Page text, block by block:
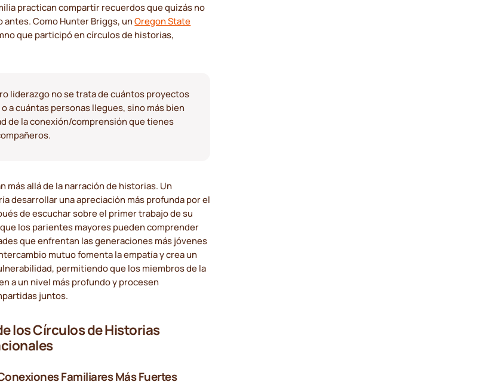
practican compartir recuerdos que quizás no
antes. Como Hunter Briggs, unOregon State
que participó en círculos de historias,
liderazgo no se trata de cuántos proyectos
a cuántas personas llegues, sino más bien
de la conexión/comprensión que tienes
más allá de la narración de historias. Un
desarrollar una apreciación más profunda por el
de escuchar sobre el primer trabajo de su
los parientes mayores pueden comprender
que enfrentan las generaciones más jóvenes
mutuo fomenta la empatía y crea un
permitiendo que los miembros de la
a un nivel más profundo y procesen
juntos.
los Círculos de Historias
Familiares Más Fuertes